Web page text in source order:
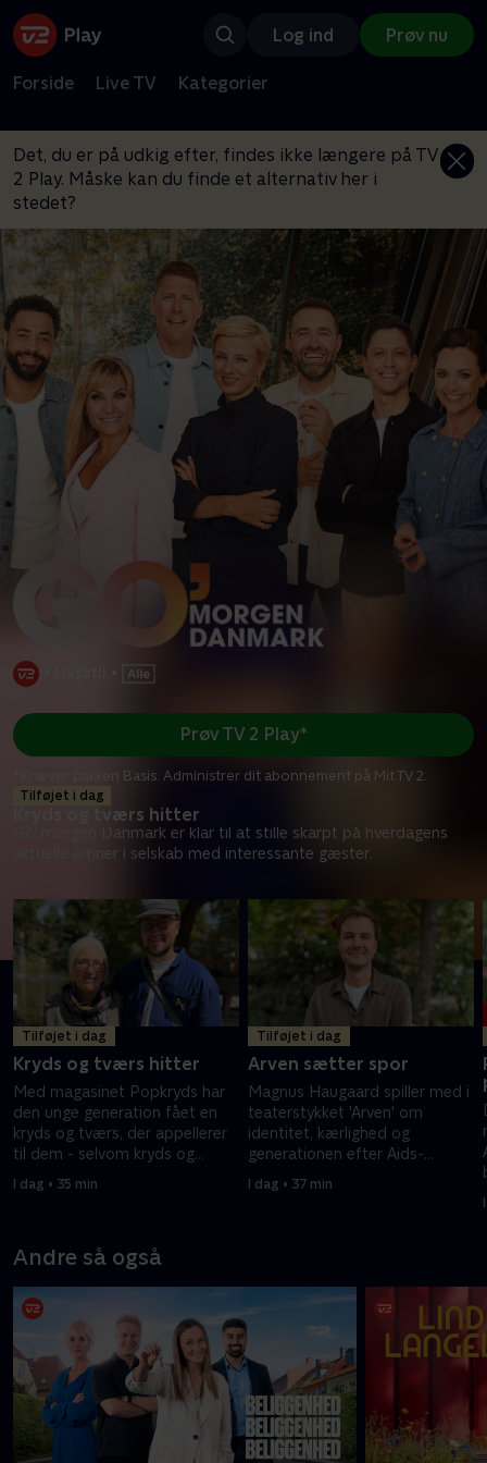
Log ind Prøv nu
Forside Live TV Kategorier
Det, du er på udkig efter, findes ikke længere på TV
2 Play. Måske kan du finde et alternativ her i
stedet?
Tilføjet i dag
Kryds og tværs hitter
Go' morgen Danmark er klar til at stille skarpt på hverdagens
aktuelle emner i selskab med interessante gæster.
Prøv TV 2 Play*
*Kræver pakken Basis. Administrer dit abonnement på Mit TV 2.
Tilføjet i dag
Kryds og tværs hitter
Med magasinet Popkryds har
den unge generation fået en
kryds og tværs, der appellerer
til dem - selvom kryds og
er det populært hos både unge
I dag • 35 min
Tilføjet i dag
Arven sætter spor
Magnus Haugaard spiller med i
teaterstykket 'Arven' om
identitet, kærlighed og
generationen efter Aids-
flere gange rørt ham til tårer.
I dag • 37 min
Andre så også